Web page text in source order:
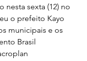
nesta sexta (12) no
o prefeito Kayo
municipais e os
Brasil